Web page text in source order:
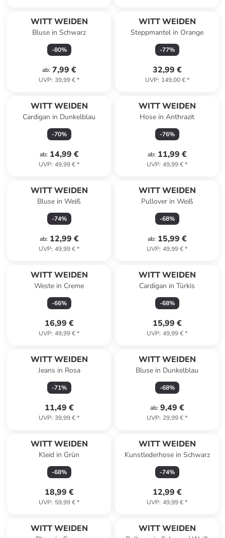
WITT WEIDEN
Bluse in Schwarz
-80%
ab: 7,99 €
UVP: 39,99 €*
WITT WEIDEN
Steppmantel in Orange
-77%
32,99 €
UVP: 149,00 €*
WITT WEIDEN
Cardigan in Dunkelblau
-70%
ab: 14,99 €
UVP: 49,99 €*
WITT WEIDEN
Hose in Anthrazit
-76%
ab: 11,99 €
UVP: 49,99 €*
WITT WEIDEN
Bluse in Weiß
-74%
ab: 12,99 €
UVP: 49,99 €*
WITT WEIDEN
Pullover in Weiß
-68%
ab: 15,99 €
UVP: 49,99 €*
WITT WEIDEN
Weste in Creme
-66%
16,99 €
UVP: 49,99 €*
WITT WEIDEN
Cardigan in Türkis
-68%
15,99 €
UVP: 49,99 €*
WITT WEIDEN
Jeans in Rosa
-71%
11,49 €
UVP: 39,99 €*
WITT WEIDEN
Bluse in Dunkelblau
-68%
ab: 9,49 €
UVP: 29,99 €*
WITT WEIDEN
Kleid in Grün
-68%
18,99 €
UVP: 59,99 €*
WITT WEIDEN
Kunstlederhose in Schwarz
-74%
12,99 €
UVP: 49,99 €*
WITT WEIDEN WITT WEIDEN